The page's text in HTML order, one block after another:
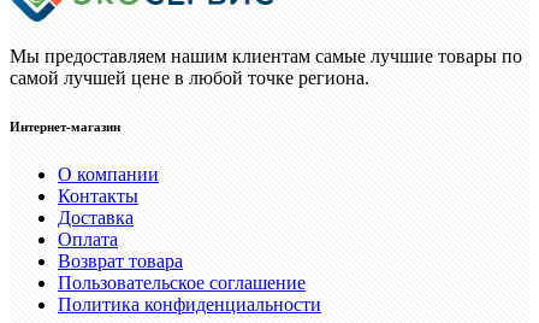
Мы предоставляем нашим клиентам самые лучшие товары по
самой лучшей цене в любой точке региона.
Интернет-магазин
О компании
Контакты
Доставка
Оплата
Возврат товара
Пользовательское соглашение
Политика конфиденциальности